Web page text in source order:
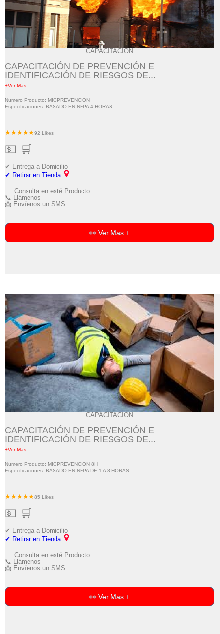
CAPACITACIÓN
CAPACITACIÓN DE PREVENCIÓN E
IDENTIFICACIÓN DE RIESGOS DE...
+Ver Mas
Numero Producto: MIGPREVENCION
Especificaciones: BASADO EN NFPA 4 HORAS.
★★★★★92 Likes
💵 🛒
✔ Entrega a Domicilio
✔ Retirar en Tienda
Consulta en esté Producto
📞 Llámenos
📩 Envíenos un SMS
👀 Ver Mas +
CAPACITACIÓN
CAPACITACIÓN DE PREVENCIÓN E
IDENTIFICACIÓN DE RIESGOS DE...
+Ver Mas
Numero Producto: MIGPREVENCION 8H
Especificaciones: BASADO EN NFPA DE 1 A 8 HORAS.
★★★★★85 Likes
💵 🛒
✔ Entrega a Domicilio
✔ Retirar en Tienda
Consulta en esté Producto
📞 Llámenos
📩 Envíenos un SMS
👀 Ver Mas +